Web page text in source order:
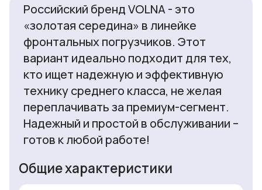
Российский бренд VOLNA - это
«золотая середина» в линейке
фронтальных погрузчиков. Этот
вариант идеально подходит для тех,
кто ищет надежную и эффективную
технику среднего класса, не желая
переплачивать за премиум-сегмент.
Надежный и простой в обслуживании –
готов к любой работе!
Общие характеристики